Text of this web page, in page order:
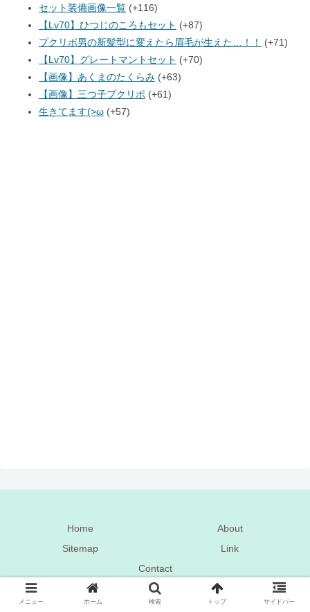
セット装備画像一覧 +116
【Lv70】ひつじのころもセット
+87
プクリポ男の新髪型に変えたら眉毛が生えた…！！
+71
【Lv70】グレートマントセット
+70
【画像】あくまのたくらみ +63
【画像】三つ子プクリポ
+61
生きてます(>ω +57
Home
About
Sitemap
Link
Contact
このページで利用している株式会社スクウェア・エニックスを代表
メニュー ホーム 検索 トップ サイドバー